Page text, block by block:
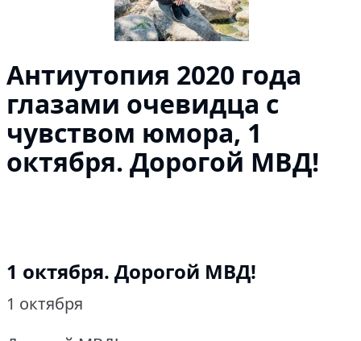
Антиутопия 2020 года
глазами очевидца с
чувством юмора, 1
октября. Дорогой МВД!
1 октября. Дорогой МВД!
1 октября